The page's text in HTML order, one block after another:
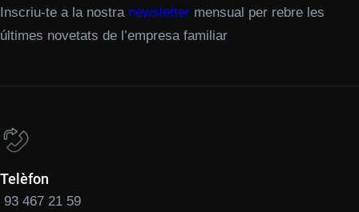
Inscriu-te a la nostra newsletter mensual per rebre les
últimes novetats de l’empresa familiar
Telèfon
93 467 21 59